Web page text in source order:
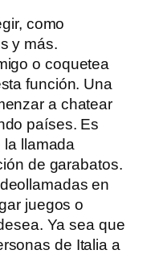
como
y más.
o coquetea
función. Una
a chatear
países. Es
la llamada
de garabatos.
en
juegos o
Ya sea que
de Italia a